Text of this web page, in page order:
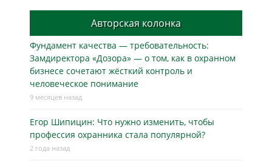
Авторская колонка
Фундамент качества — требовательность:
Замдиректора «Дозора» — о том, как в охранном
бизнесe сочетают жёсткий контроль и
человеческое понимание
9 месяцев назад
Егор Шипицин: Что нужно изменить, чтобы
профессия охранника стала популярной?
2 года назад